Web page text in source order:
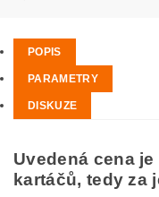
POPIS
PARAMETRY
DISKUZE
Uvedená cena
kartáčů, tedy za